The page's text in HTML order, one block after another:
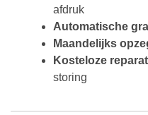
afdruk
Automatische
Maandelijks
Kosteloze
storing